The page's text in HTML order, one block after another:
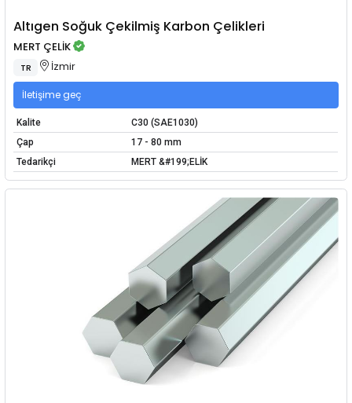
Altıgen Soğuk Çekilmiş Karbon Çelikleri
MERT ÇELİK
TR İzmir
İletişime geç
Kalite
C30 (SAE1030)
Çap
17 - 80 mm
Tedarikçi
MERT &#199;ELİK